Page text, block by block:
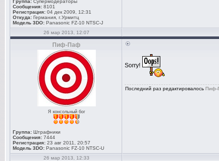
Группа: Супермодераторы
Сообщения: 8101
Регистрация: 04 дек 2009, 12:31
Откуда: Германия, г.Урмитц
Модель 3DO: Panasonic FZ-10 NTSC-J
26 мар 2013, 12:07
Пиф-Паф
Я консольный бог
Группа: Штрафники
Сообщения: 7444
Регистрация: 23 авг 2011, 20:57
Модель 3DO: Panasonic FZ-10 NTSC-U
Sorry!
Последний раз редактировалось Пиф-
26 мар 2013, 12:33